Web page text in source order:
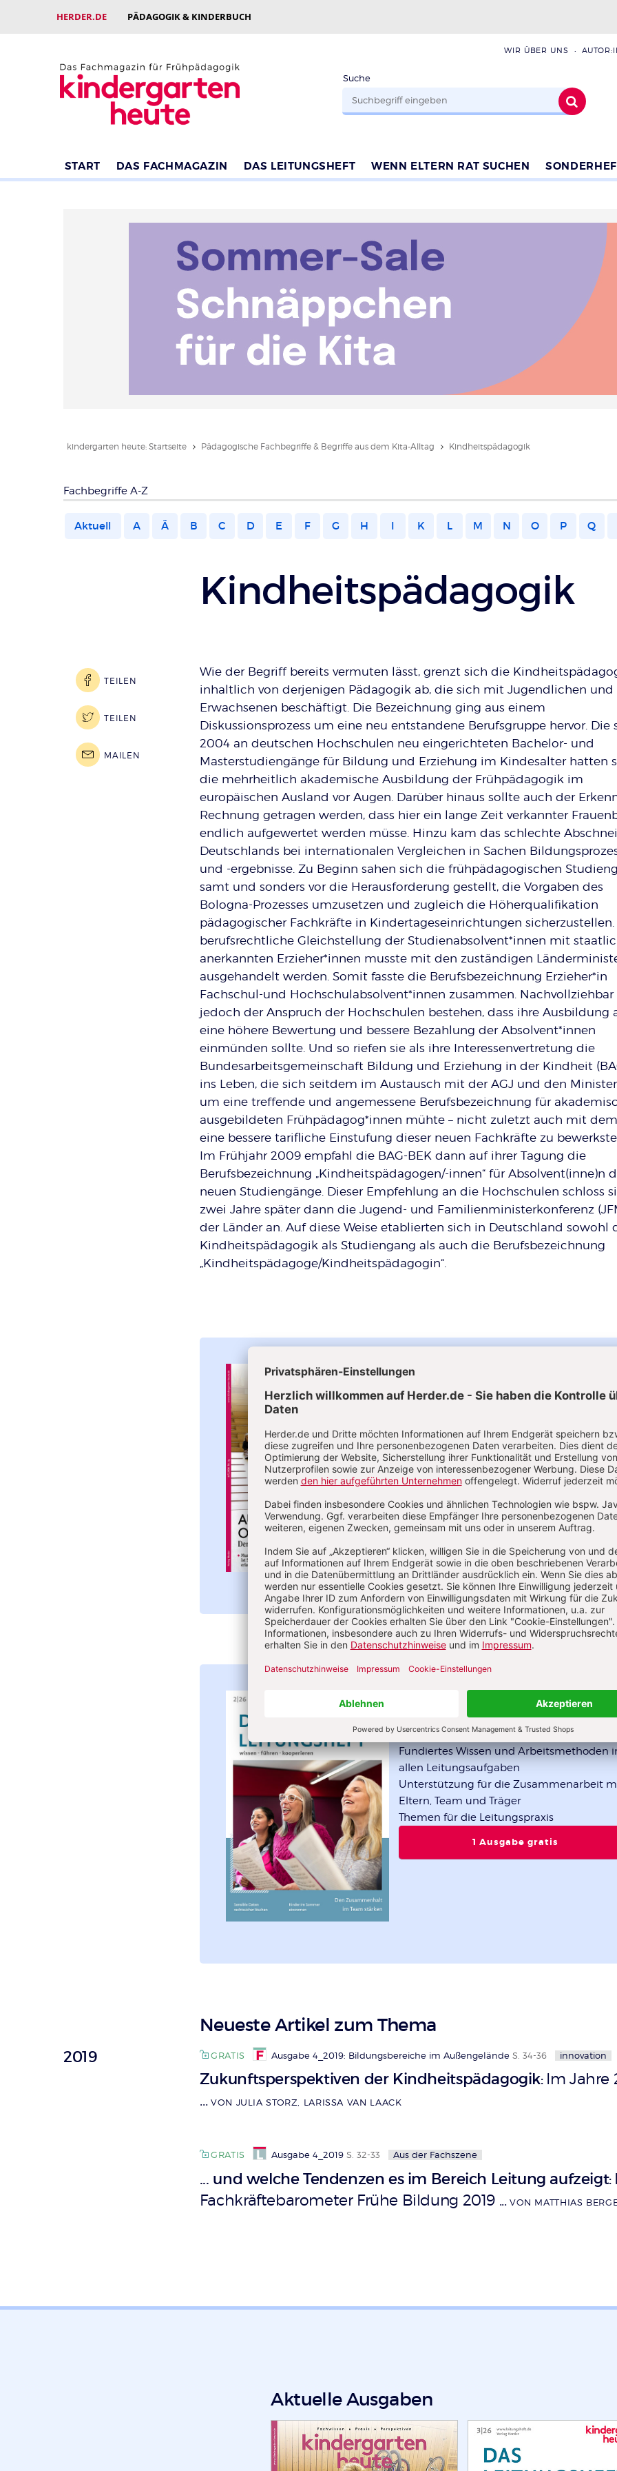
HERDER.DE PÄDAGOGIK & KINDERBUCH
WIR ÜBER UNS
Suche
START DAS FACHMAGAZIN DAS LEITUNGSHEFT WENN ELTERN RAT SUCHEN
kindergarten heute: Startseite Pädagogische Fachbegriffe & Begriffe aus dem Kita-Alltag Kindheitspädagogik
Fachbegriffe A-Z
Aktuell A Ä B C D E F G H I K L M N O P Q
Kindheitspädagogik
Wie der Begriff bereits vermuten lässt, grenzt sich die
inhaltlich von derjenigen Pädagogik ab, die sich mit Jugendlichen und
Erwachsenen beschäftigt. Die Bezeichnung ging aus einem
Diskussionsprozess um eine neu entstandene Berufsgruppe hervor. Die
2004 an deutschen Hochschulen neu eingerichteten Bachelor- und
Masterstudiengänge für Bildung und Erziehung im Kindesalter hatten
die mehrheitlich akademische Ausbildung der Frühpädagogik im
europäischen Ausland vor Augen. Darüber hinaus sollte auch der
Rechnung getragen werden, dass hier ein lange Zeit verkannter
endlich aufgewertet werden müsse. Hinzu kam das schlechte
Deutschlands bei internationalen Vergleichen in Sachen
und -ergebnisse. Zu Beginn sahen sich die frühpädagogischen
samt und sonders vor die Herausforderung gestellt, die Vorgaben des
Bologna-Prozesses umzusetzen und zugleich die Höherqualifikation
pädagogischer Fachkräfte in Kindertageseinrichtungen sicherzustellen.
berufsrechtliche Gleichstellung der Studienabsolvent*innen mit
anerkannten Erzieher*innen musste mit den zuständigen
ausgehandelt werden. Somit fasste die Berufsbezeichnung Erzieher*in
Fachschul-und Hochschulabsolvent*innen zusammen.
jedoch der Anspruch der Hochschulen bestehen, dass ihre Ausbildung
eine höhere Bewertung und bessere Bezahlung der Absolvent*innen
einmünden sollte. Und so riefen sie als ihre Interessenvertretung die
Bundesarbeitsgemeinschaft Bildung und Erziehung in der Kindheit
ins Leben, die sich seitdem im Austausch mit der AGJ und den
um eine treffende und angemessene Berufsbezeichnung für
ausgebildeten Frühpädagog*innen mühte – nicht zuletzt auch mit
eine bessere tarifliche Einstufung dieser neuen Fachkräfte zu
Im Frühjahr 2009 empfahl die BAG-BEK dann auf ihrer Tagung die
Berufsbezeichnung „Kindheitspädagogen/-innen“ für Absolvent(inne)n
neuen Studiengänge. Dieser Empfehlung an die Hochschulen schloss
zwei Jahre später dann die Jugend- und Familienministerkonferenz
der Länder an. Auf diese Weise etablierten sich in Deutschland sowohl
Kindheitspädagogik als Studiengang als auch die Berufsbezeichnung
„Kindheitspädagoge/Kindheitspädagogin“.
Das Fachmagazin im Abo
Praxisbeiträge aus dem Kita-Alltag
Fachliche Orientierung, Standpunkte und
Meinungen zu Themen der
Sicherung und Weiterentwicklung der
pädagogischen Qualität in Ihrer
1 Ausgabe gratis
Das Leitungsheft im Abo
4 Ausgaben pro Jahr
Fundiertes Wissen und Arbeitsmethoden
allen Leitungsaufgaben
Unterstützung für die Zusammenarbeit
Eltern, Team und Träger
Themen für die Leitungspraxis
1 Ausgabe gratis
TEILEN
TEILEN
MAILEN
Artikel-
Infos
Neueste Artikel zum Thema
2019 GRATIS Ausgabe 4_2019: Bildungsbereiche im Außengelände S. 34-36 innovation
Zukunftsperspektiven der Kindheitspädagogik: Im Jahre
… VON JULIA STORZ, LARISSA VAN LAACK
GRATIS Ausgabe 4_2019 S. 32-33 Aus der Fachszene
... und welche Tendenzen es im Bereich Leitung aufzeigt:
Fachkräftebarometer Frühe Bildung 2019 ... VON MATTHIAS
Aktuelle Ausgaben